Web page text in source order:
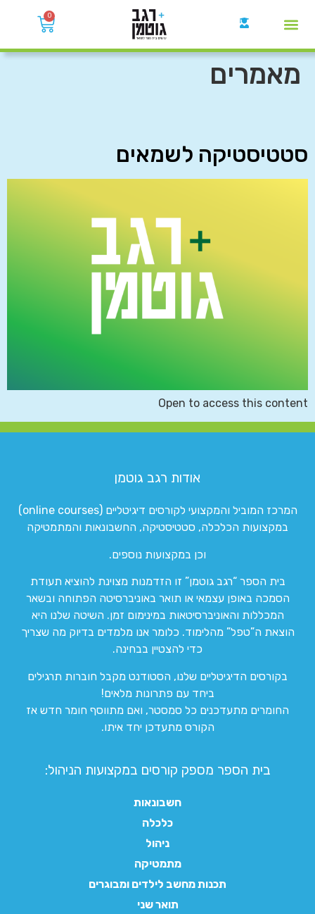
0
מאמרים
סטטיסטיקה לשמאים
Open to access this content
אודות רגב גוטמן
המרכז המוביל והמקצועי לקורסים דיגיטליים (online courses)
במקצועות הכלכלה, סטטיסטיקה, החשבונאות והמתמטיקה
וכן במקצועות נוספים.
בית הספר “רגב גוטמן” זו הזדמנות מצוינת להוציא תעודת
הסמכה באופן עצמאי או תואר באוניברסיטה הפתוחה ובשאר
המכללות והאוניברסיטאות במינימום זמן. השיטה שלנו היא
הוצאת ה”טפל” מהלימוד. כלומר אנו מלמדים בדיוק מה שצריך
כדי להצטיין בבחינה.
בקורסים הדיגיטליים שלנו, הסטודנט מקבל חוברות תרגילים
ביחד עם פתרונות מלאים!
החומרים מתעדכנים כל סמסטר, ואם מתווסף חומר חדש אז
הקורס מתעדכן יחד איתו.
בית הספר מספק קורסים במקצועות הניהול:
חשבונאות
כלכלה
ניהול
מתמטיקה
תכנות מחשב לילדים ומבוגרים
תואר שני